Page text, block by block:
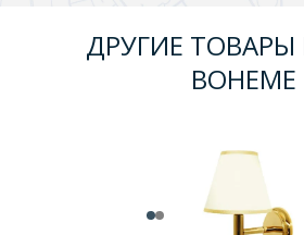
ДРУГИЕ ТОВАРЫ
BOHEME